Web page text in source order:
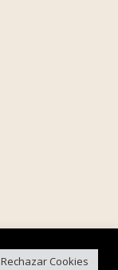
Rechazar Cookies